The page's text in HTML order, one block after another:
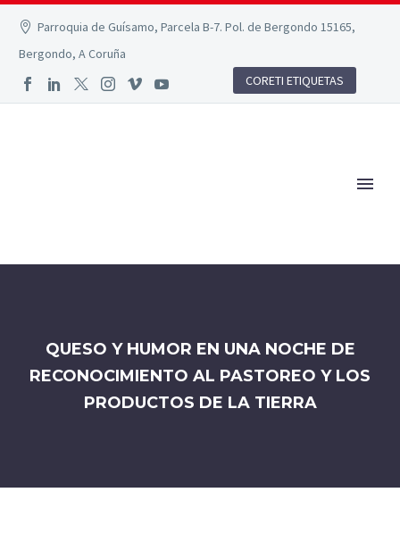
Parroquia de Guísamo, Parcela B-7. Pol. de Bergondo 15165,
Bergondo, A Coruña
CORETI ETIQUETAS
QUESO Y HUMOR EN UNA NOCHE DE
RECONOCIMIENTO AL PASTOREO Y LOS
PRODUCTOS DE LA TIERRA